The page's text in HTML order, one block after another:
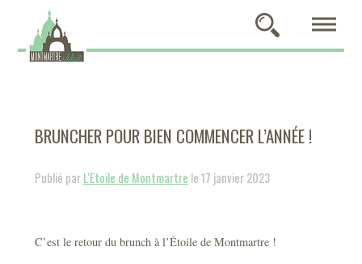
BRUNCHER POUR BIEN COMMENCER L’ANNÉE !
Publié parL'Etoile de Montmartre le 17 janvier 2023
C’est le retour du brunch à l’Étoile de Montmartre !